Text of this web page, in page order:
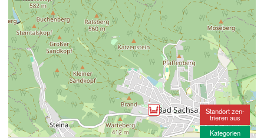
Standort zen-
trieren aus
Kategorien